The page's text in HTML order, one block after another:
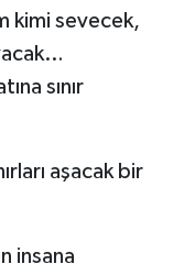
kimi sevecek,
sınır
aşacak bir
insana